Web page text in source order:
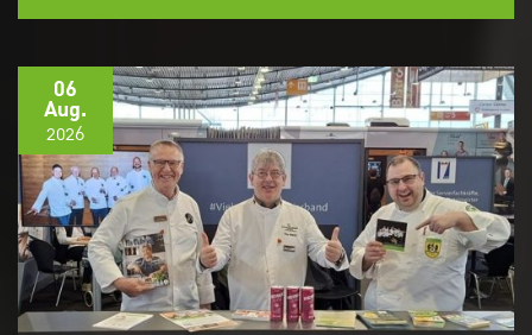
06
Aug.
2026